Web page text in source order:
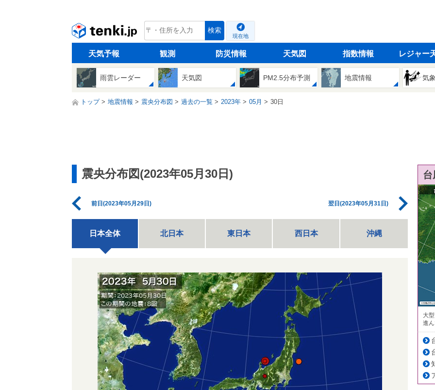
tenki.jp 検索
現在地
天気予報 観測 防災情報 天気図 指数情報 レジャー
雨雲レーダー 天気図 PM2.5分布予測 地震情報 気
トップ 地震情報 震央分布図 過去の一覧 2023年 05月 30日
震央分布図(2023年05月30日)
前日(2023年05月29日) 翌日(2023年05月31日)
日本全体 北日本 東日本 西日本 沖縄
大
進